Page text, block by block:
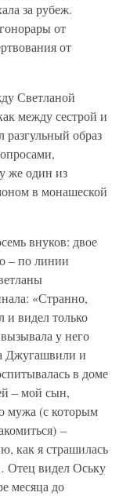
за рубеж.
от
от
Светланой
между сестрой и
образ
же один из
в монашеской
внуков: двое
– по линии
«Странно,
и видел только
у него
Джугашвили и
в доме
– мой сын,
мужа (с которым
–
как я страшилась
Отец видел Оську
месяца до